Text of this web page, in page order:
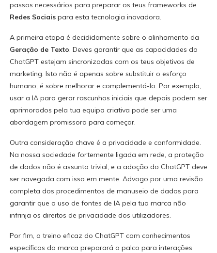
passos necessários para preparar os teus frameworks de
Redes Sociais para esta tecnologia inovadora.
A primeira etapa é decididamente sobre o alinhamento da
Geração de Texto. Deves garantir que as capacidades do
ChatGPT estejam sincronizadas com os teus objetivos de
marketing. Isto não é apenas sobre substituir o esforço
humano; é sobre melhorar e complementá-lo. Por exemplo,
usar a IA para gerar rascunhos iniciais que depois podem ser
aprimorados pela tua equipa criativa pode ser uma
abordagem promissora para começar.
Outra consideração chave é a privacidade e conformidade.
Na nossa sociedade fortemente ligada em rede, a proteção
de dados não é assunto trivial, e a adoção do ChatGPT deve
ser navegada com isso em mente. Advogo por uma revisão
completa dos procedimentos de manuseio de dados para
garantir que o uso de fontes de IA pela tua marca não
infrinja os direitos de privacidade dos utilizadores.
Por fim, o treino eficaz do ChatGPT com conhecimentos
específicos da marca preparará o palco para interações